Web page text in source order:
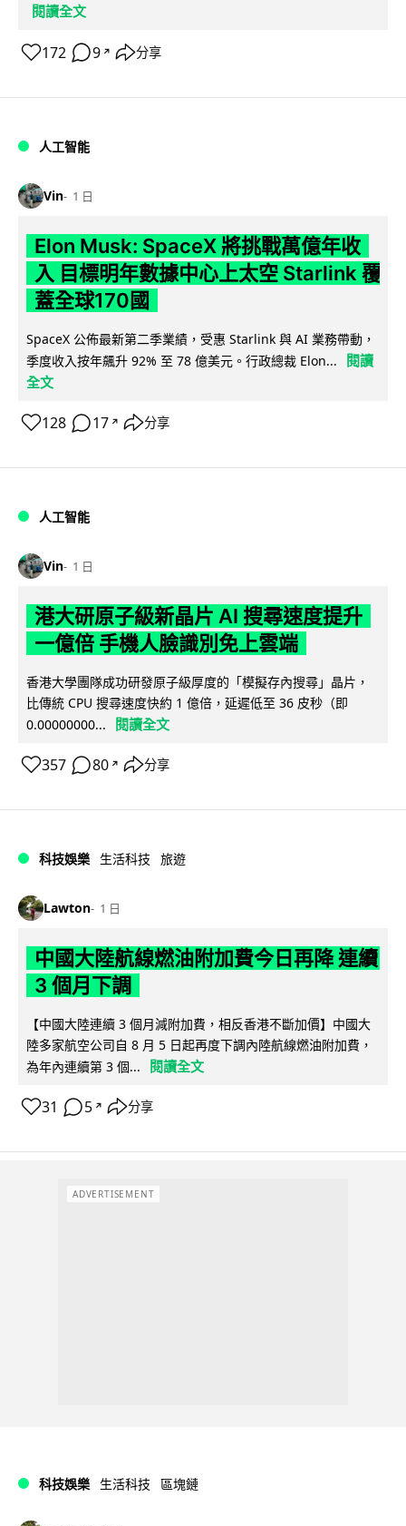
閱讀全文
172 9 ↗ 分享
人工智能
Vin 1 日
Elon Musk: SpaceX 將挑戰萬億年收
入 目標明年數據中心上太空 Starlink 覆
蓋全球170國
SpaceX 公佈最新第二季業績，受惠 Starlink 與 AI 業務帶動，
季度收入按年飆升 92% 至 78 億美元。行政總裁 Elon...
閱讀
全文
128 17 ↗ 分享
人工智能
Vin 1 日
港大研原子級新晶片 AI 搜尋速度提升
一億倍 手機人臉識別免上雲端
香港大學團隊成功研發原子級厚度的「模擬存內搜尋」晶片，
比傳統 CPU 搜尋速度快約 1 億倍，延遲低至 36 皮秒（即
0.00000000...
閱讀全文
357 80 ↗ 分享
科技娛樂 生活科技 旅遊
Lawton 1 日
中國大陸航線燃油附加費今日再降 連續
3 個月下調
【中國大陸連續 3 個月減附加費，相反香港不斷加價】中國大
陸多家航空公司自 8 月 5 日起再度下調內陸航線燃油附加費，
為年內連續第 3 個...
閱讀全文
31 5 ↗ 分享
ADVERTISEMENT
科技娛樂 生活科技 區塊鏈